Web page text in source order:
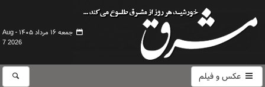
جمعه ۱۶ مرداد ۱۴۰۵ -
Aug
7 2026
عکس و فیلم